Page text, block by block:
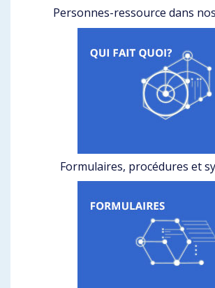
Personnes-ressource dans
Formulaires, procédures et